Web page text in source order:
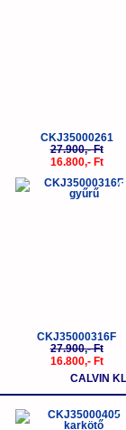
CKJ35000261
27.900,- Ft
16.800,- Ft
-
CKJ35000316F
27.900,- Ft
16.800,- Ft
CALVIN
-